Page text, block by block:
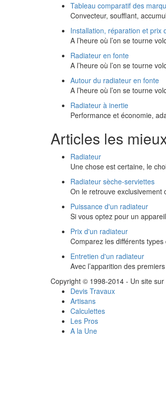
Tableau comparatif des
Convecteur, soufflant,
Installation, réparation et prix
A l’heure où l’on se tourne
Radiateur en fonte
A l’heure où l’on se tourne
Autour du radiateur en fonte
A l’heure où l’on se tourne
Radiateur à inertie
Performance et économie,
Articles les
Radiateur
Une chose est certaine, le
Radiateur sèche-serviettes
On le retrouve
Puissance d'un radiateur
Si vous optez pour un
Prix d'un radiateur
Comparez les différents
Entretien d'un radiateur
Avec l’apparition des
Copyright © 1998-2014 - Un site sur
Devis Travaux
Artisans
Calculettes
Les Pros
A la Une